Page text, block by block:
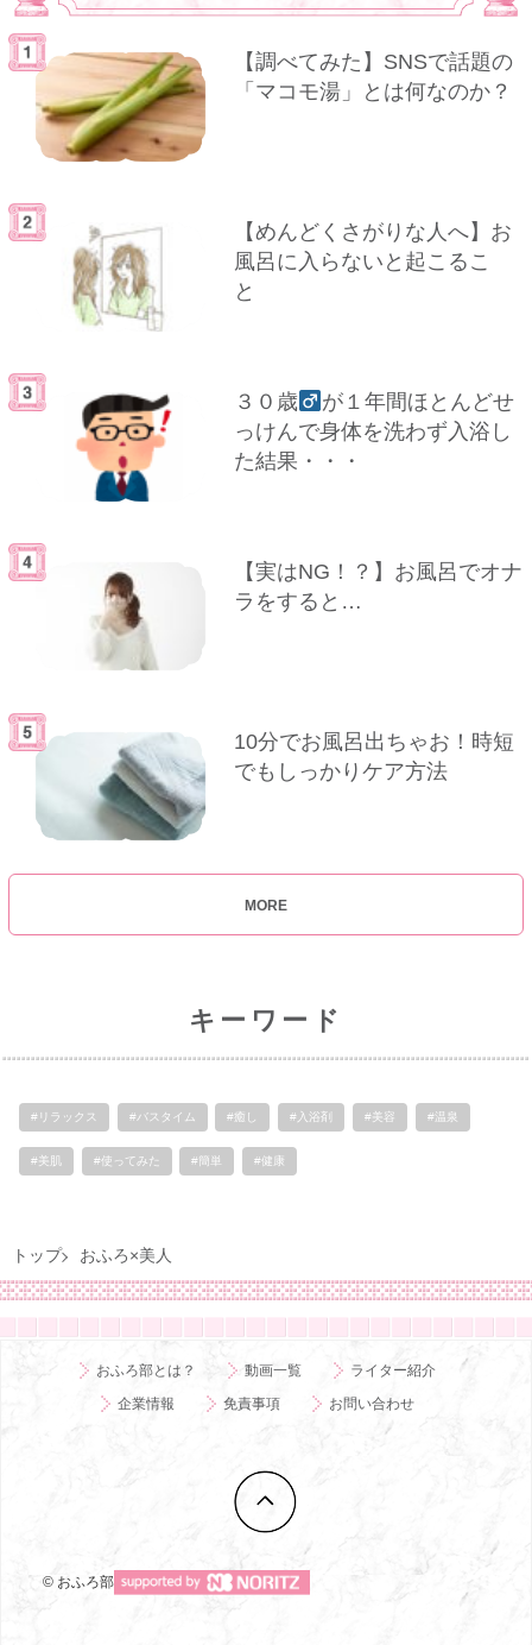
【調べてみた】SNSで話題の
「マコモ湯」とは何なのか？
【めんどくさがりな人へ】お
風呂に入らないと起こるこ
と
３０歳
が１年間ほとんどせ
っけんで身体を洗わず入浴し
た結果・・・
【実はNG！？】お風呂でオナ
ラをすると…
10分でお風呂出ちゃお！時短
でもしっかりケア方法
MORE
キーワード
#リラックス #バスタイム #癒し #入浴剤 #美容 #温泉
#美肌 #使ってみた #簡単 #健康
トップ おふろ×美人
© おふろ部
おふろ部とは？ 動画一覧
ライター紹介
企業情報
免責事項 お問い合わせ